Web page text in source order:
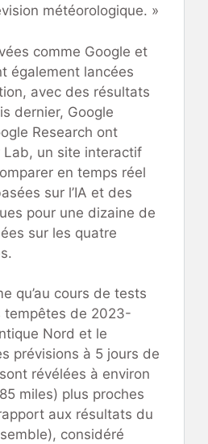
météorologique. »
comme Google et
également lancées
avec des résultats
dernier, Google
Research ont
Lab, un site interactif
en temps réel
sur l’IA et des
pour une dizaine de
sur les quatre
qu’au cours de tests
tempêtes de 2023-
Nord et le
prévisions à 5 jours de
révélées à environ
miles) plus proches
aux résultats du
considéré